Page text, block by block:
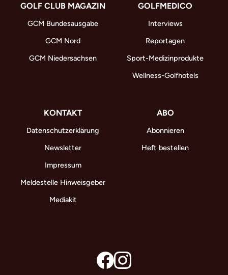
GOLF CLUB MAGAZIN
GCM Bundesausgabe
GCM Nord
GCM Niedersachsen
GOLFMEDICO
Interviews
Reportagen
Sport-Medizinprodukte
Wellness-Golfhotels
KONTAKT
Datenschutzerklärung
Newsletter
Impressum
Meldestelle Hinweisgeber
Mediakit
ABO
Abonnieren
Heft bestellen